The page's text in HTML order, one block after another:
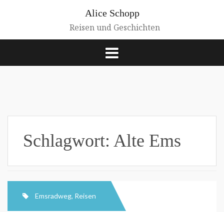
Alice Schopp
Reisen und Geschichten
Schlagwort: Alte Ems
Emsradweg, Reisen